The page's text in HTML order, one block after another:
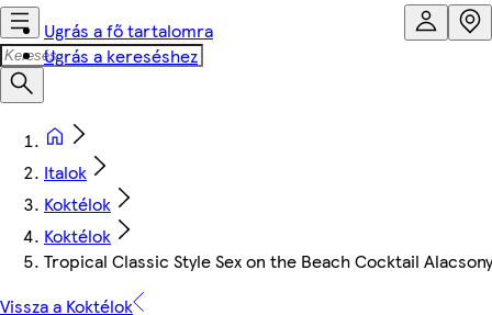
Ugrás a fő tartalomra
Ugrás a kereséshez
Italok
Koktélok
Koktélok
Tropical Classic Style Sex on the Beach Cocktail
Vissza a Koktélok